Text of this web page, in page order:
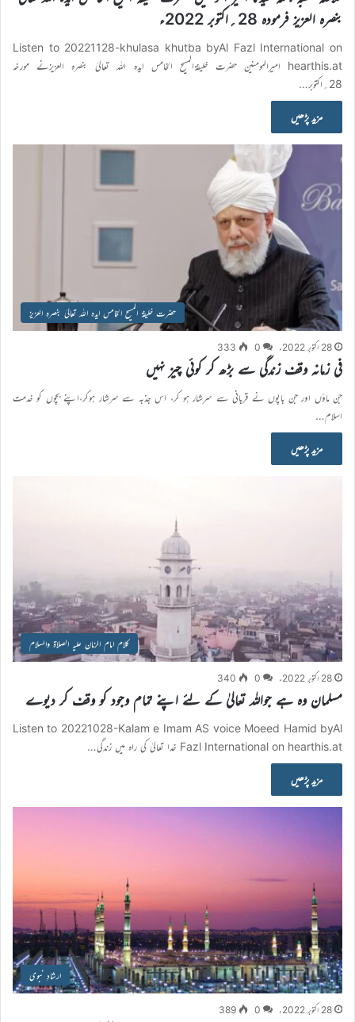
بنصرہ العزیز فرمودہ 28؍اکتوبر 2022ء
Listen to 20221128-khulasa khutba byAl Fazl International on
hearthis.at اميرالمومنين حضرت خليفةالمسيح الخامس ايدہ اللہ تعاليٰ بنصرہ العزيزنے مورخہ
28؍اکتوبر…
مزید پڑھیں
حضرت خلیفۃ المسیح الخامس ایدہ اللہ تعالیٰ بنصرہ العزیز
28 اکتوبر 2022ء 0
333
فی زمانہ وقف زندگی سے بڑھ کر کوئی چیز نہیں
جن ماؤں اور جن باپوں نے قربانی سے سرشار ہو کر، اس جذبہ سے سرشار ہوکر،اپنے بچوں کو خدمت
اسلام…
مزید پڑھیں
کلام امام الزمان علیہ الصلاۃ والسلام
28 اکتوبر 2022ء 0
340
مسلمان وہ ہے جواللہ تعالیٰ کے لئے اپنے تمام وجود کو وقف کر دیوے
Listen to 20221028-Kalam e Imam AS voice Moeed Hamid byAl
Fazl International on hearthis.at خدا تعالیٰ کی راہ میں زندگی…
مزید پڑھیں
ارشادِ نبوی
28 اکتوبر 2022ء 0
389